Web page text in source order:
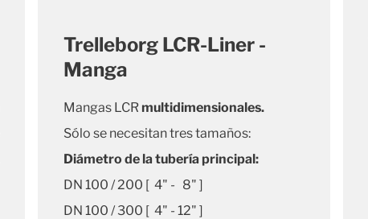
Trelleborg LCR-Liner -
Manga
Mangas LCR multidimensionales.
Sólo se necesitan tres tamaños:
Diámetro de la tubería principal:
DN 100 / 200 [ 4" - 8" ]
DN 100 / 300 [ 4" - 12" ]